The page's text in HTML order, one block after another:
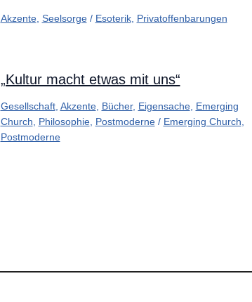
Akzente, Seelsorge/ Esoterik, Privatoffenbarungen
„Kultur macht etwas mit uns“
Gesellschaft, Akzente, Bücher, Eigensache, Emerging
Church
Philosophie, Postmoderne/ Emerging Church
Postmoderne